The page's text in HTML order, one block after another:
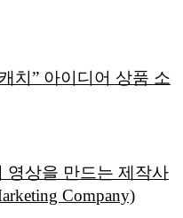
치” 아이디어 상품 소
영상을 만드는 제작사
Company)